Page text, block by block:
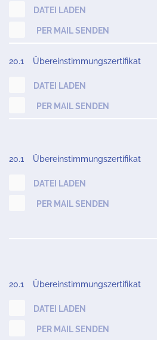
DATEI LADEN
PER MAIL SENDEN
20.1 Übereinstimmungszertifikat
DATEI LADEN
PER MAIL SENDEN
20.1 Übereinstimmungszertifikat
DATEI LADEN
PER MAIL SENDEN
20.1 Übereinstimmungszertifikat
DATEI LADEN
PER MAIL SENDEN